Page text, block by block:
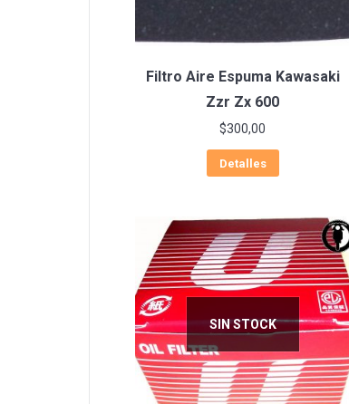
Filtro Aire Espuma Kawasaki
Zzr Zx 600
$300,00
Detalles
SIN STOCK